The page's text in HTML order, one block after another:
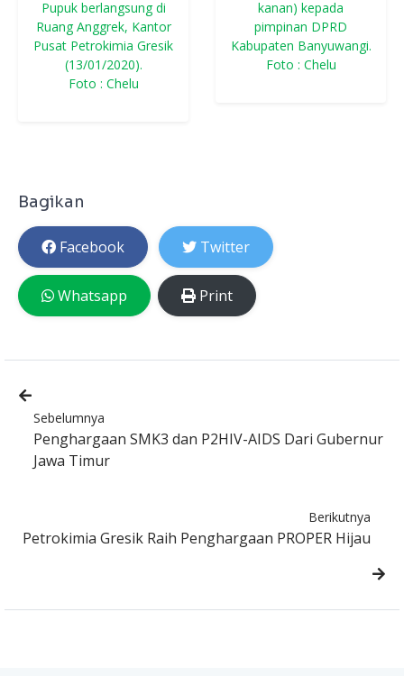
Pupuk berlangsung di
Ruang Anggrek, Kantor
Pusat Petrokimia Gresik
(13/01/2020).
Foto : Chelu
kanan) kepada
pimpinan DPRD
Kabupaten Banyuwangi.
Foto : Chelu
Bagikan
Facebook Twitter
Whatsapp Print
Sebelumnya
Penghargaan SMK3 dan P2HIV-AIDS Dari Gubernur
Jawa Timur
Berikutnya
Petrokimia Gresik Raih Penghargaan PROPER Hijau